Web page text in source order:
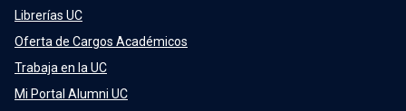
Librerías UC
Oferta de Cargos Académicos
Trabaja en la UC
Mi Portal Alumni UC